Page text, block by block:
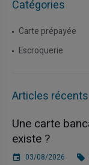
Catégories
Carte prépayée
Escroquerie
Articles récents
Une carte
existe ?
03/08/2026